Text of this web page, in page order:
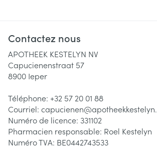
Contactez nous
APOTHEEK KESTELYN NV
Capucienenstraat 57
8900 Ieper
Téléphone: +32 57 20 01 88
Courriel: capucienen@
Numéro de licence: 331102
Pharmacien responsable: Roel Kestelyn
Numéro TVA: BE0442743533